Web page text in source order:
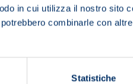
in cui utilizza il nostro sito
combinarle con
Statistiche